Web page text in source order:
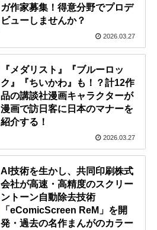
ガ作家募集！得意分野でプロデ
ビューしませんか？
2026.03.27
『メダリスト』『ブルーロッ
ク』『ちいかわ』も！？計12作
品の講談社漫画キャラクターが
漫画で訪日客に日本のマナーを
紹介する！
2026.03.27
AI技術を生かし、共同印刷株式
会社が高速・高精度のスクリー
ントーン自動除去技術
「eComicScreen ReM」を開
発・過去の名作まんがのカラー